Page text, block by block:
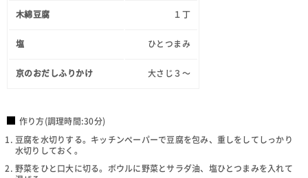
木綿豆腐 １丁
塩 ひとつまみ
京のおだしふりかけ 大さじ３～
作り方(調理時間:30分)
豆腐を水切りする。キッチンペーパーで豆腐を包み、重しをしてしっかり
水切りしておく。
野菜をひと口大に切る。ボウルに野菜とサラダ油、塩ひとつまみを入れて